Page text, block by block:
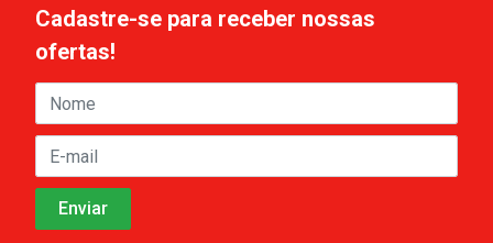
Cadastre-se para receber nossas
ofertas!